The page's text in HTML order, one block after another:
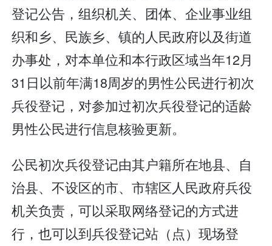
登记公告，组织机关、团体、企业事业组
织和乡、民族乡、镇的人民政府以及街道
办事处，对本单位和本行政区域当年12月
31日以前年满18周岁的男性公民进行初次
兵役登记，对参加过初次兵役登记的适龄
男性公民进行信息核验更新。
公民初次兵役登记由其户籍所在地县、自
治县、不设区的市、市辖区人民政府兵役
机关负责，可以采取网络登记的方式进
行，也可以到兵役登记站（点）现场登